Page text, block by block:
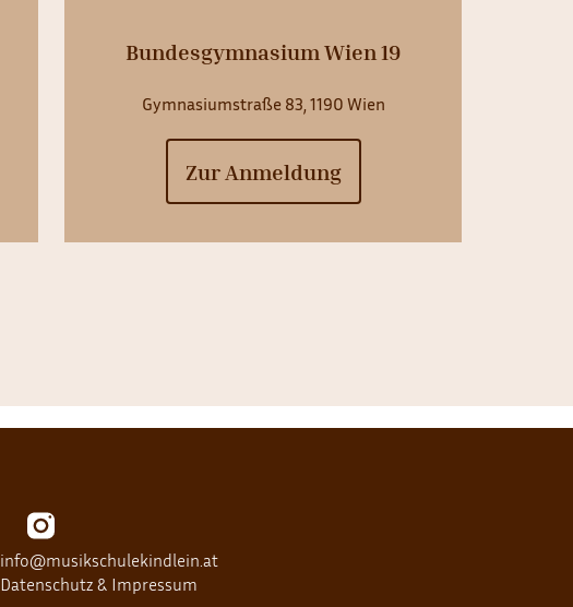
Bundesgymnasium Wien 19
Gymnasiumstraße 83, 1190 Wien
Zur Anmeldung
info@musikschulekindlein.at
Datenschutz & Impressum